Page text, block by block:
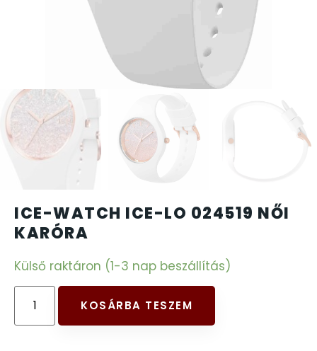
ICE-WATCH ICE-LO 024519 NŐI
KARÓRA
Külső raktáron (1-3 nap beszállítás)
KOSÁRBA TESZEM
DIVAT KARÓRÁK (Curren, Oulm,Naviforce, D-
DOXA
FALIÓRÁK
FÉMCSATOK
FESTINA